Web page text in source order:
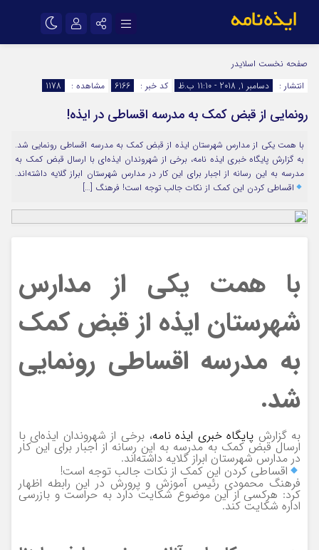
اینستاگرام
سروش
ایتا
آپارات
اپلیکیشن رمز عبور
مرا به خاطر بسپار
صفحه نخست اسلایدر
انتشار :
دسامبر 1, 2018 - 11:10 ب.ظ کد خبر : 6166 مشاهده : 1178
رونمایی از قبض کمک به مدرسه اقساطی در ایذه!
با همت یکی از مدارس شهرستان ایذه از قبض کمک به مدرسه اقساطی رونمایی شد.
به گزارش پایگاه خبری ایذه نامه، برخی از شهروندان ایذه‌ای با ارسال قبض کمک به
مدرسه به این رسانه از اجبار برای این کار در مدارس شهرستان ابراز گلایه داشته‌اند.
اقساطی کردن این کمک از نکات جالب توجه است! فرهنگ […]
با همت یکی از مدارس
شهرستان ایذه از قبض کمک
به مدرسه اقساطی رونمایی
شد.
به گزارش پایگاه خبری ایذه نامه، برخی از شهروندان ایذه‌ای با
ارسال قبض کمک به مدرسه به این رسانه از اجبار برای این کار
در مدارس شهرستان ابراز گلایه داشته‌اند.
اقساطی کردن این کمک از نکات جالب توجه است!
فرهنگ محمودی رئیس آموزش و پرورش در این رابطه اظهار
کرد: هرکسی از این موضوع شکایت دارد به حراست و بازرسی
اداره شکایت کند.
️ ارتباطات با ادمین